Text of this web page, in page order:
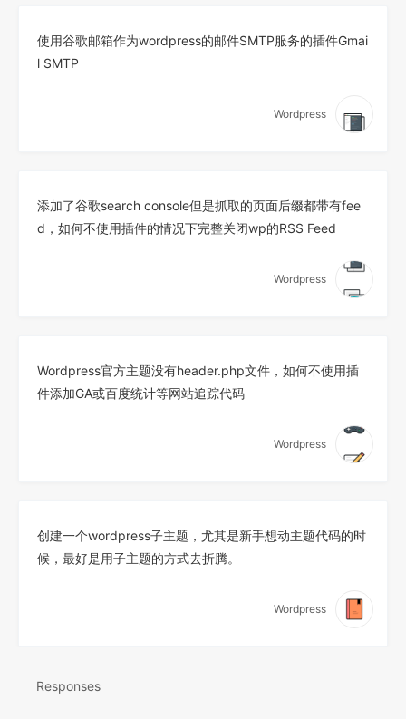
使用谷歌邮箱作为wordpress的邮件SMTP服务的插件Gmai
l SMTP
Wordpress
添加了谷歌search console但是抓取的页面后缀都带有fee
d，如何不使用插件的情况下完整关闭wp的RSS Feed
Wordpress
Wordpress官方主题没有header.php文件，如何不使用插
件添加GA或百度统计等网站追踪代码
Wordpress
创建一个wordpress子主题，尤其是新手想动主题代码的时
候，最好是用子主题的方式去折腾。
Wordpress
Responses